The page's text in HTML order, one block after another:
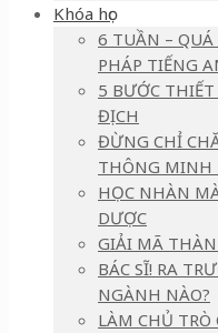
Khóa học
6 TUẦN –
PHÁP TIẾNG
5 BƯỚC
ĐỊCH
ĐỪNG CHỈ
THÔNG MINH
HỌC NHÀN
DƯỢC
GIẢI MÃ
BÁC SĨ! RA
NGÀNH NÀO?
LÀM CHỦ